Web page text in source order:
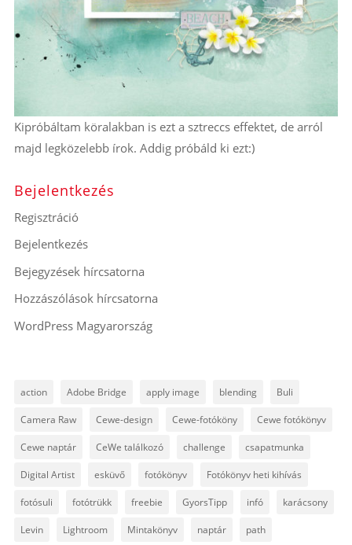
Kipróbáltam köralakban is ezt a sztreccs effektet, de arról
majd legközelebb írok. Addig próbáld ki ezt:)
Bejelentkezés
Regisztráció
Bejelentkezés
Bejegyzések hírcsatorna
Hozzászólások hírcsatorna
WordPress Magyarország
action Adobe Bridge apply image blending Buli
Camera Raw Cewe-design Cewe-fotóköny Cewe fotókönyv
Cewe naptár CeWe találkozó challenge csapatmunka
Digital Artist esküvő fotókönyv Fotókönyv heti kihívás
fotósuli fotótrükk freebie GyorsTipp infó karácsony
Levin Lightroom Mintakönyv naptár path